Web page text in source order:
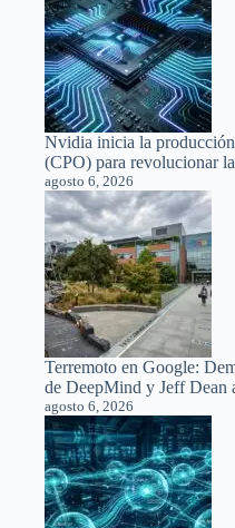
Nvidia inicia la
(CPO) para revolucionar
agosto 6, 2026
Terremoto en Google:
de DeepMind y Jeff Dean
agosto 6, 2026